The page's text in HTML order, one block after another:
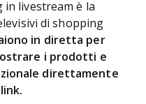
in livestream è la
di shopping
in diretta per
i prodotti e
direttamente